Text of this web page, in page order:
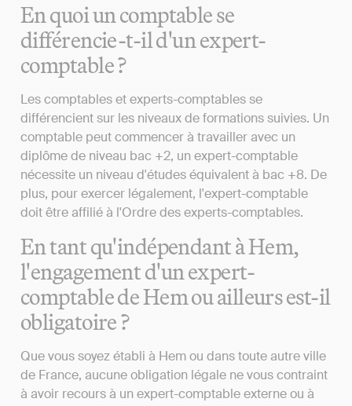
En quoi un comptable se
différencie-t-il d'un expert-
comptable ?
Les comptables et experts-comptables se
différencient sur les niveaux de formations suivies. Un
comptable peut commencer à travailler avec un
diplôme de niveau bac +2, un expert-comptable
nécessite un niveau d'études équivalent à bac +8. De
plus, pour exercer légalement, l'expert-comptable
doit être affilié à l'Ordre des experts-comptables.
En tant qu'indépendant à Hem,
l'engagement d'un expert-
comptable de Hem ou ailleurs est-il
obligatoire ?
Que vous soyez établi à Hem ou dans toute autre ville
de France, aucune obligation légale ne vous contraint
à avoir recours à un expert-comptable externe ou à